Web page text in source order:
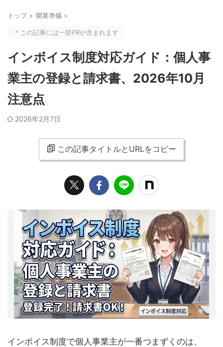
トップ > 開業準備 >
＊この記事には一部PRが含まれます
インボイス制度対応ガイド：個人事
業主の登録と請求書、2026年10月
注意点
2026年2月7日
この記事タイトルとURLをコピー
インボイス制度で個人事業主が一番つまずくのは、